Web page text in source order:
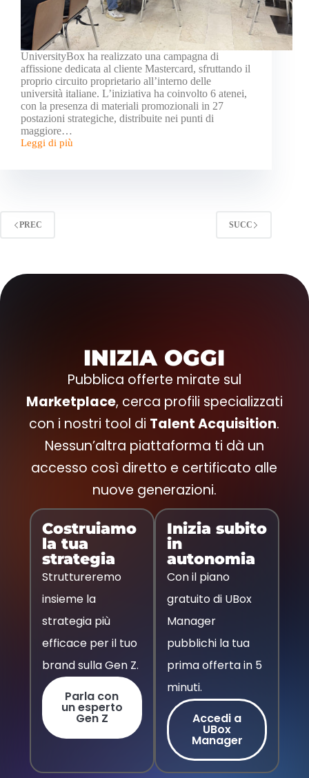
UniversityBox ha realizzato una campagna di
affissione dedicata al cliente Mastercard, sfruttando il
proprio circuito proprietario all’interno delle
università italiane. L’iniziativa ha coinvolto 6 atenei,
con la presenza di materiali promozionali in 27
postazioni strategiche, distribuite nei punti di
maggiore…
Leggi di più
PREC SUCC
INIZIA OGGI
Pubblica offerte mirate sul
Marketplace, cerca profili specializzati
con i nostri tool di Talent Acquisition.
Nessun’altra piattaforma ti dà un
accesso così diretto e certificato alle
nuove generazioni.
Costruiamo
la tua
strategia
Struttureremo
insieme la
strategia più
efficace per il tuo
brand sulla Gen Z.
Parla con
un esperto
Gen Z
Inizia subito
in
autonomia
Con il piano
gratuito di UBox
Manager
pubblichi la tua
prima offerta in 5
minuti.
Accedi a
UBox
Manager